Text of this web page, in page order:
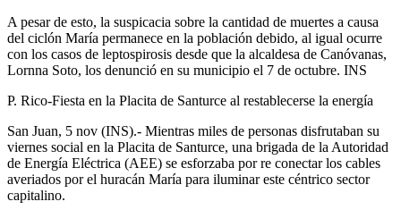
A pesar de esto, la suspicacia sobre la cantidad de muertes a causa
del ciclón María permanece en la población debido, al igual ocurre
con los casos de leptospirosis desde que la alcaldesa de Canóvanas,
Lornna Soto, los denunció en su municipio el 7 de octubre. INS
P. Rico-Fiesta en la Placita de Santurce al restablecerse la energía
San Juan, 5 nov (INS).- Mientras miles de personas disfrutaban su
viernes social en la Placita de Santurce, una brigada de la Autoridad
de Energía Eléctrica (AEE) se esforzaba por re conectar los cables
averiados por el huracán María para iluminar este céntrico sector
capitalino.